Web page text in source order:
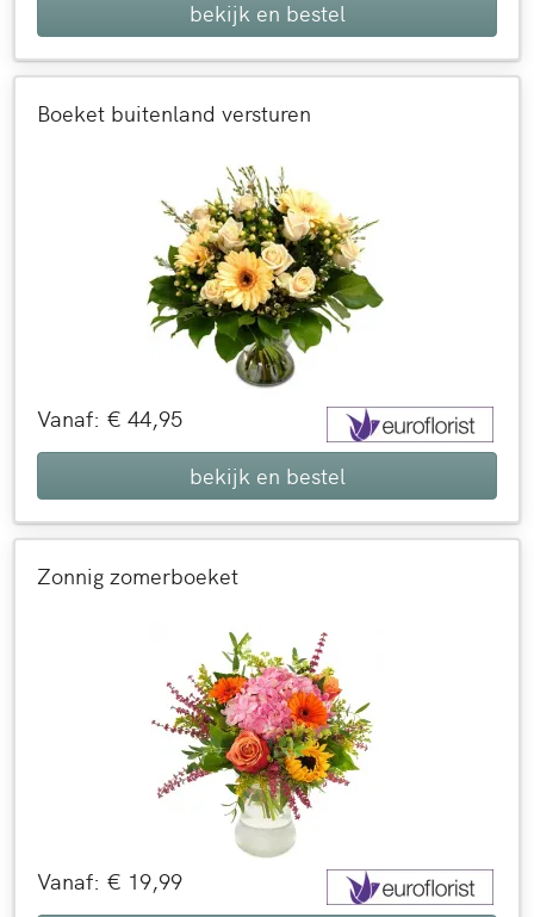
bekijk en bestel
Boeket buitenland versturen
Vanaf: € 44,95
bekijk en bestel
Zonnig zomerboeket
Vanaf: € 19,99